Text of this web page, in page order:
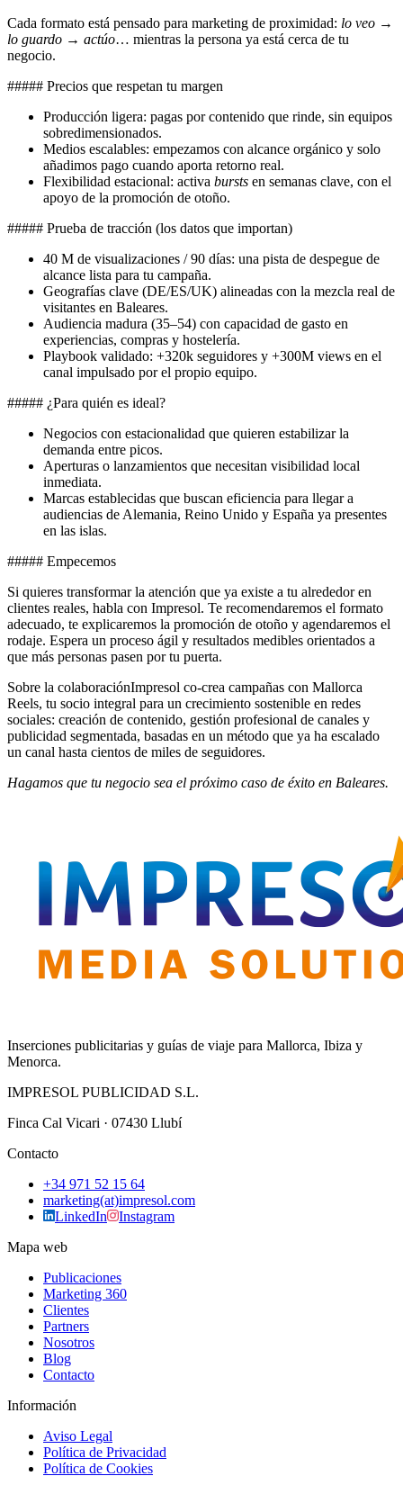
Cada formato está pensado para marketing de proximidad: lo veo →
lo guardo → actúo… mientras la persona ya está cerca de tu
negocio.
##### Precios que respetan tu margen
Producción ligera: pagas por contenido que rinde, sin equipos
sobredimensionados.
Medios escalables: empezamos con alcance orgánico y solo
añadimos pago cuando aporta retorno real.
Flexibilidad estacional: activa bursts en semanas clave, con el
apoyo de la promoción de otoño.
##### Prueba de tracción (los datos que importan)
40 M de visualizaciones / 90 días: una pista de despegue de
alcance lista para tu campaña.
Geografías clave (DE/ES/UK) alineadas con la mezcla real de
visitantes en Baleares.
Audiencia madura (35–54) con capacidad de gasto en
experiencias, compras y hostelería.
Playbook validado: +320k seguidores y +300M views en el
canal impulsado por el propio equipo.
##### ¿Para quién es ideal?
Negocios con estacionalidad que quieren estabilizar la
demanda entre picos.
Aperturas o lanzamientos que necesitan visibilidad local
inmediata.
Marcas establecidas que buscan eficiencia para llegar a
audiencias de Alemania, Reino Unido y España ya presentes
en las islas.
##### Empecemos
Si quieres transformar la atención que ya existe a tu alrededor en
clientes reales, habla con Impresol. Te recomendaremos el formato
adecuado, te explicaremos la promoción de otoño y agendaremos el
rodaje. Espera un proceso ágil y resultados medibles orientados a
que más personas pasen por tu puerta.
Sobre la colaboraciónImpresol co-crea campañas con Mallorca
Reels, tu socio integral para un crecimiento sostenible en redes
sociales: creación de contenido, gestión profesional de canales y
publicidad segmentada, basadas en un método que ya ha escalado
un canal hasta cientos de miles de seguidores.
Hagamos que tu negocio sea el próximo caso de éxito en Baleares.
Inserciones publicitarias y guías de viaje para Mallorca, Ibiza y
Menorca.
IMPRESOL PUBLICIDAD S.L.
Finca Cal Vicari · 07430 Llubí
Contacto
+34 971 52 15 64
marketing(at)impresol.com
LinkedIn
Instagram
Mapa web
Publicaciones
Marketing 360
Clientes
Partners
Nosotros
Blog
Contacto
Información
Aviso Legal
Política de Privacidad
Política de Cookies